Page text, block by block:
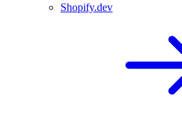
Shopify.dev